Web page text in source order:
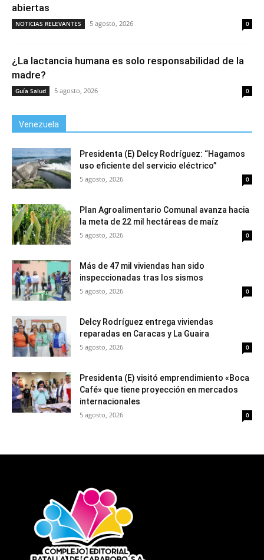
abiertas
NOTICIAS RELEVANTES 5 agosto, 2026 0
¿La lactancia humana es solo responsabilidad de la
madre?
Guía Salud 5 agosto, 2026 0
Venezuela
Presidenta (E) Delcy Rodríguez: “Hagamos
uso eficiente del servicio eléctrico”
5 agosto, 2026 0
Plan Agroalimentario Comunal avanza hacia
la meta de 22 mil hectáreas de maíz
5 agosto, 2026 0
Más de 47 mil viviendas han sido
inspeccionadas tras los sismos
5 agosto, 2026 0
Delcy Rodríguez entrega viviendas
reparadas en Caracas y La Guaira
5 agosto, 2026 0
Presidenta (E) visitó emprendimiento «Boca
Café» que tiene proyección en mercados
internacionales
5 agosto, 2026 0